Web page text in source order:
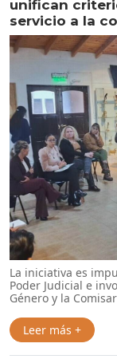
unifican
servicio a la
La iniciativa es
Poder Judicial e
Género y la
Leer más +